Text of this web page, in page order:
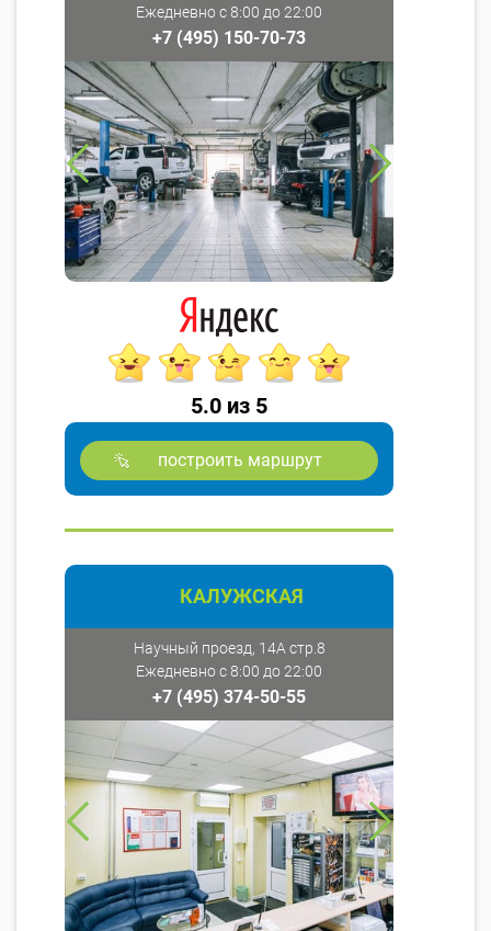
Ежедневно с 8:00 до 22:00
+7 (495) 150-70-73
5.0 из 5
построить маршрут
КАЛУЖСКАЯ
Научный проезд, 14А стр.8
Ежедневно с 8:00 до 22:00
+7 (495) 374-50-55